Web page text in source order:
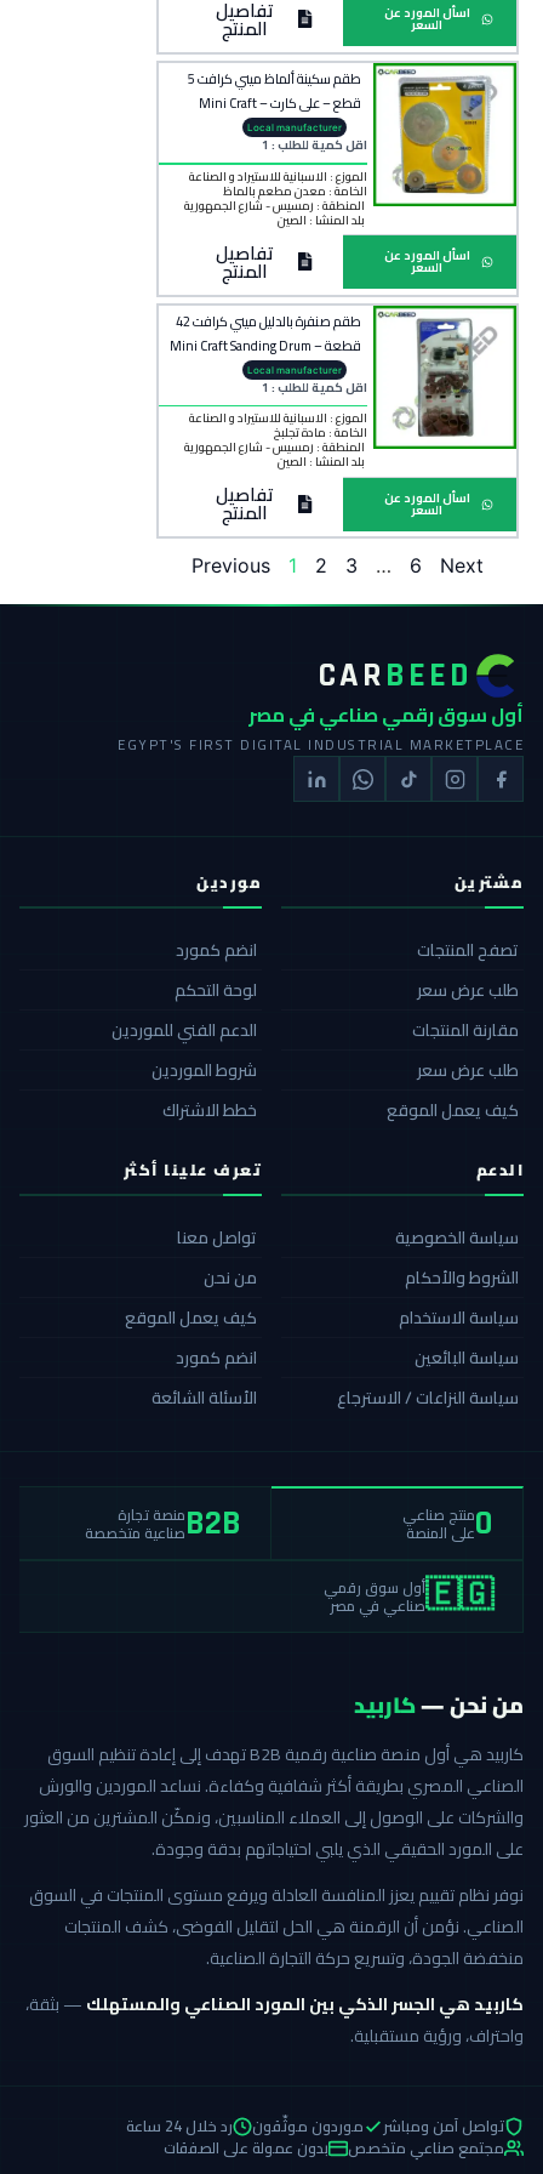
اسأل المورد عن
السعر تفاصيل
المنتج
طقم سكينة ألماظ ميني كرافت 5
قطع – على كارت – Mini Craft
Diamond Cutting Disc Set
Local manufacturer
اقل كمية للطلب : 1
الموزع : الاسبانية للاستيراد و الصناعة
الخامة : معدن مطعم بالماظ
المنطقة : رمسيس - شارع الجمهورية
بلد المنشأ :الصين
اسأل المورد عن
السعر تفاصيل
المنتج
طقم صنفرة بالدليل ميني كرافت 42
قطعة – Mini Craft Sanding Drum
Kit with Axes
Local manufacturer
اقل كمية للطلب : 1
الموزع : الاسبانية للاستيراد و الصناعة
الخامة : مادة تجلبخ
المنطقة : رمسيس - شارع الجمهورية
بلد المنشأ :الصين
اسأل المورد عن
السعر تفاصيل
المنتج
Previous 1 2 3 … 6 Next
CARBEED
أول سوق رقمي صناعي في مصر
EGYPT'S FIRST DIGITAL INDUSTRIAL MARKETPLACE
مشترين
تصفح المنتجات
طلب عرض سعر
مقارنة المنتجات
طلب عرض سعر
كيف يعمل الموقع
موردين
انضم كمورد
لوحة التحكم
الدعم الفني للموردين
شروط الموردين
خطط الاشتراك
الدعم
سياسة الخصوصية
الشروط والأحكام
سياسة الاستخدام
سياسة البائعين
سياسة النزاعات / الاسترجاع
تعرف علينا أكثر
تواصل معنا
من نحن
كيف يعمل الموقع
انضم كمورد
الأسئلة الشائعة
0منتج صناعي
على المنصة B2Bمنصة تجارة
صناعية متخصصة
🇪🇬أول سوق رقمي
صناعي في مصر
من نحن —كاربيد
كاربيد هي أول منصة صناعية رقمية B2B تهدف إلى إعادة تنظيم السوق
الصناعي المصري بطريقة أكثر شفافية وكفاءة. نساعد الموردين والورش
والشركات على الوصول إلى العملاء المناسبين، ونمكّن المشترين من العثور
على المورد الحقيقي الذي يلبي احتياجاتهم بدقة وجودة.
نوفر نظام تقييم يعزز المنافسة العادلة ويرفع مستوى المنتجات في السوق
الصناعي. نؤمن أن الرقمنة هي الحل لتقليل الفوضى، كشف المنتجات
منخفضة الجودة، وتسريع حركة التجارة الصناعية.
كاربيد هي الجسر الذكي بين المورد الصناعي والمستهلك— بثقة،
واحتراف، ورؤية مستقبلية.
تواصل آمن ومباشر موردون موثّقون رد خلال 24 ساعة
مجتمع صناعي متخصص بدون عمولة على الصفقات